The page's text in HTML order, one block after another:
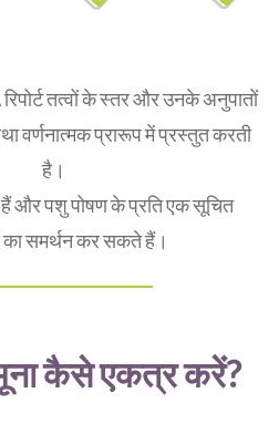
तत्वों के स्तर और उनके अनुपातों
वर्णनात्मक प्रारूप में प्रस्तुत करती
है।
हैं और पशु पोषण के प्रति एक सूचित
का समर्थन कर सकते हैं।
कैसे एकत्र करें?